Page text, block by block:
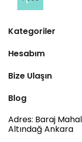
Kategoriler
Hesabım
Bize Ulaşın
Blog
Adres: Baraj
Altındağ Ankara